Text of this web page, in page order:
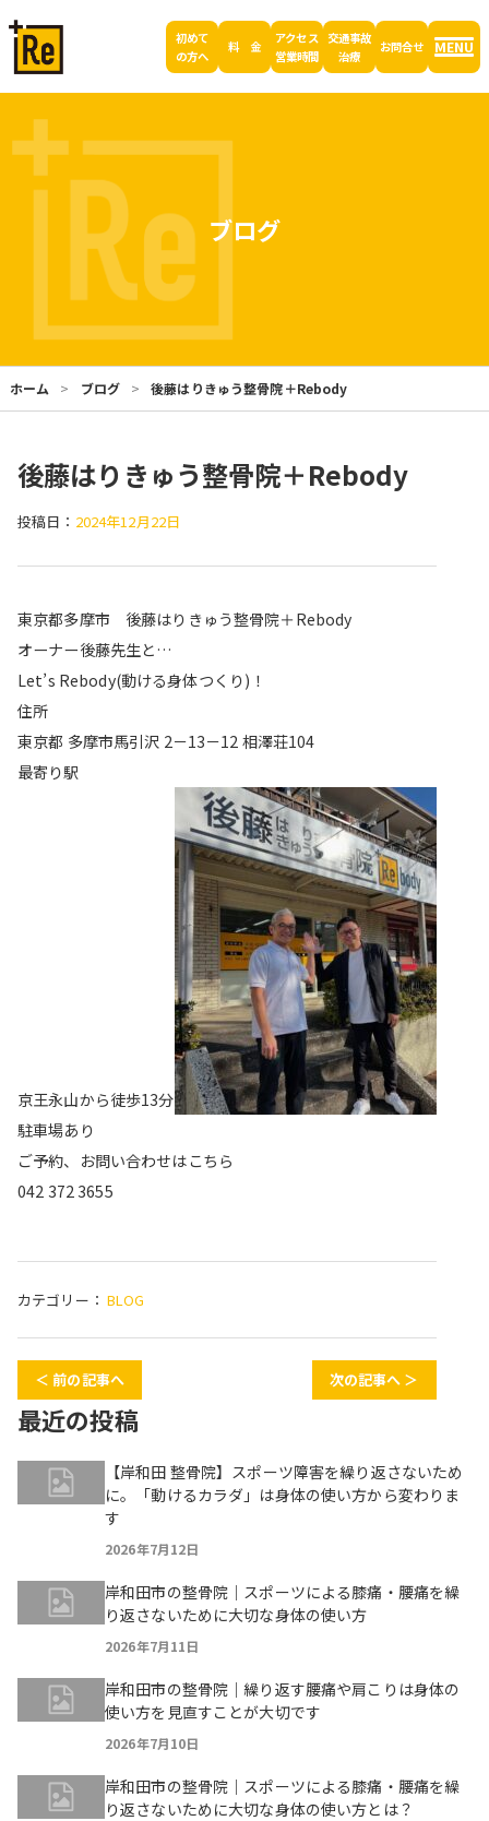
初めて
の方へ
料 金
アクセス
営業時間
交通事故
治療
お問合せ MENU
ブログ
ホーム ブログ 後藤はりきゅう整骨院＋Rebody
後藤はりきゅう整骨院＋Rebody
投稿日： 2024年12月22日
東京都多摩市 後藤はりきゅう整骨院＋Rebody
オーナー後藤先生と…
Let’s Rebody(動ける身体つくり)！
住所
東京都 多摩市馬引沢 2－13－12 相澤荘104
最寄り駅
京王永山から徒歩13分
駐車場あり
ご予約、お問い合わせはこちら
042 372 3655
カテゴリー： BLOG
＜ 前の記事へ 次の記事へ ＞
最近の投稿
【岸和田 整骨院】スポーツ障害を繰り返さないため
に。「動けるカラダ」は身体の使い方から変わりま
す
2026年7月12日
岸和田市の整骨院｜スポーツによる膝痛・腰痛を繰
り返さないために大切な身体の使い方
2026年7月11日
岸和田市の整骨院｜繰り返す腰痛や肩こりは身体の
使い方を見直すことが大切です
2026年7月10日
岸和田市の整骨院｜スポーツによる膝痛・腰痛を繰
り返さないために大切な身体の使い方とは？